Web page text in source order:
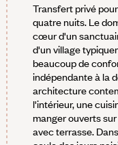
Transfert privé
quatre nuits. Le
cœur d'un
d'un village
beaucoup de
indépendante à la
architecture
l'intérieur, une
manger ouverts
avec terrasse.